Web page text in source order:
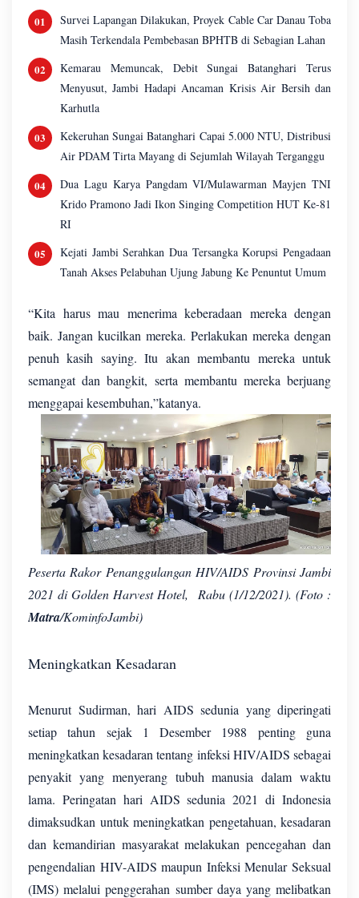
Survei Lapangan Dilakukan, Proyek Cable Car Danau Toba
Masih Terkendala Pembebasan BPHTB di Sebagian Lahan
Kemarau Memuncak, Debit Sungai Batanghari Terus
Menyusut, Jambi Hadapi Ancaman Krisis Air Bersih dan
Karhutla
Kekeruhan Sungai Batanghari Capai 5.000 NTU, Distribusi
Air PDAM Tirta Mayang di Sejumlah Wilayah Terganggu
Dua Lagu Karya Pangdam VI/Mulawarman Mayjen TNI
Krido Pramono Jadi Ikon Singing Competition HUT Ke-81
RI
Kejati Jambi Serahkan Dua Tersangka Korupsi Pengadaan
Tanah Akses Pelabuhan Ujung Jabung Ke Penuntut Umum
“Kita harus mau menerima keberadaan mereka dengan
baik. Jangan kucilkan mereka. Perlakukan mereka dengan
penuh kasih saying. Itu akan membantu mereka untuk
semangat dan bangkit, serta membantu mereka berjuang
menggapai kesembuhan,”katanya.
Peserta Rakor Penanggulangan HIV/AIDS Provinsi Jambi
2021 di Golden Harvest Hotel, Rabu (1/12/2021). (Foto :
Matra/KominfoJambi)
Meningkatkan Kesadaran
Menurut Sudirman, hari AIDS sedunia yang diperingati
setiap tahun sejak 1 Desember 1988 penting guna
meningkatkan kesadaran tentang infeksi HIV/AIDS sebagai
penyakit yang menyerang tubuh manusia dalam waktu
lama. Peringatan hari AIDS sedunia 2021 di Indonesia
dimaksudkan untuk meningkatkan pengetahuan, kesadaran
dan kemandirian masyarakat melakukan pencegahan dan
pengendalian HIV-AIDS maupun Infeksi Menular Seksual
(IMS) melalui penggerahan sumber daya yang melibatkan